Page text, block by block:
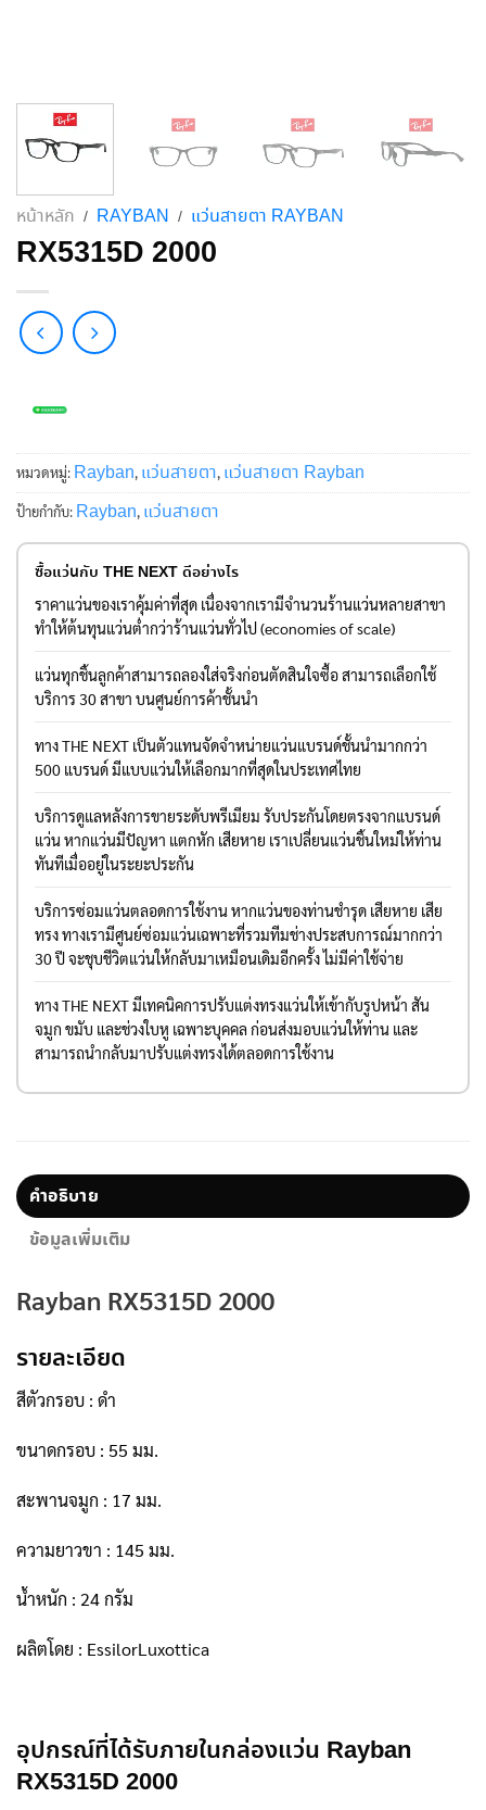
หน้าหลัก / RAYBAN / แว่นสายตา RAYBAN
RX5315D 2000
หมวดหมู่: Rayban, แว่นสายตา, แว่นสายตา Rayban
ป้ายกำกับ: Rayban, แว่นสายตา
ซื้อแว่นกับ THE NEXT ดีอย่างไร
ราคาแว่นของเราคุ้มค่าที่สุด เนื่องจากเรามีจำนวนร้านแว่นหลายสาขา
ทำให้ต้นทุนแว่นต่ำกว่าร้านแว่นทั่วไป (economies of scale)
แว่นทุกชิ้นลูกค้าสามารถลองใส่จริงก่อนตัดสินใจซื้อ สามารถเลือกใช้
บริการ 30 สาขา บนศูนย์การค้าชั้นนำ
ทาง THE NEXT เป็นตัวแทนจัดจำหน่ายแว่นแบรนด์ชั้นนำมากกว่า
500 แบรนด์ มีแบบแว่นให้เลือกมากที่สุดในประเทศไทย
บริการดูแลหลังการขายระดับพรีเมียม รับประกันโดยตรงจากแบรนด์
แว่น หากแว่นมีปัญหา แตกหัก เสียหาย เราเปลี่ยนแว่นชิ้นใหม่ให้ท่าน
ทันทีเมื่ออยู่ในระยะประกัน
บริการซ่อมแว่นตลอดการใช้งาน หากแว่นของท่านชำรุด เสียหาย เสีย
ทรง ทางเรามีศูนย์ซ่อมแว่นเฉพาะที่รวมทีมช่างประสบการณ์มากกว่า
30 ปี จะชุบชีวิตแว่นให้กลับมาเหมือนเดิมอีกครั้ง ไม่มีค่าใช้จ่าย
ทาง THE NEXT มีเทคนิคการปรับแต่งทรงแว่นให้เข้ากับรูปหน้า สัน
จมูก ขมับ และช่วงใบหู เฉพาะบุคคล ก่อนส่งมอบแว่นให้ท่าน และ
สามารถนำกลับมาปรับแต่งทรงได้ตลอดการใช้งาน
คำอธิบาย
ข้อมูลเพิ่มเติม
Rayban RX5315D 2000
รายละเอียด
สีตัวกรอบ : ดำ
ขนาดกรอบ : 55 มม.
สะพานจมูก : 17 มม.
ความยาวขา : 145 มม.
น้ำหนัก : 24 กรัม
ผลิตโดย : EssilorLuxottica
อุปกรณ์ที่ได้รับภายในกล่องแว่น Rayban
RX5315D 2000